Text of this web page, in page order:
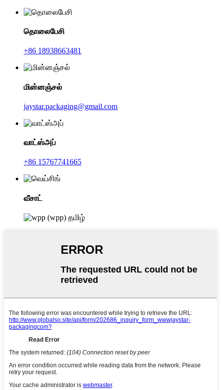
தொலைபேசி
+86 18938663481
மின்னஞ்சல்
jaystar.packaging@gmail.com
வாட்ஸ்அப்
+86 15767741665
வீசாட்